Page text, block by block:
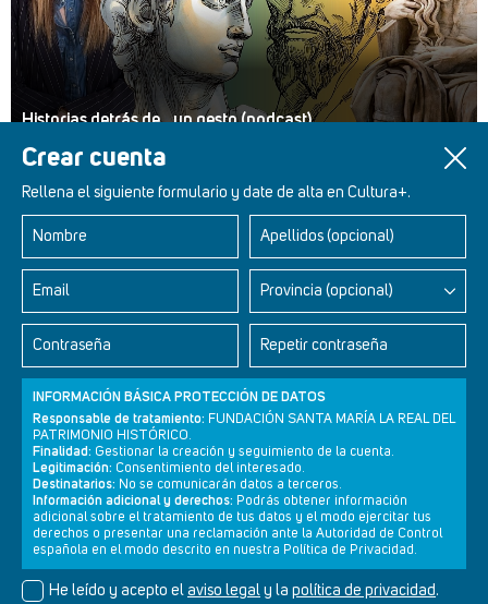
Crear cuenta
Rellena el siguiente formulario y date de alta en Cultura+.
Nombre Apellidos (opcional)
Email Provincia (opcional)
Contraseña Repetir contraseña
INFORMACIÓN BÁSICA PROTECCIÓN DE DATOS
Responsable de tratamiento: FUNDACIÓN SANTA MARÍA LA REAL DEL
PATRIMONIO HISTÓRICO.
Finalidad: Gestionar la creación y seguimiento de la cuenta.
Legitimación: Consentimiento del interesado.
Destinatarios: No se comunicarán datos a terceros.
Información adicional y derechos: Podrás obtener información
adicional sobre el tratamiento de tus datos y el modo ejercitar tus
derechos o presentar una reclamación ante la Autoridad de Control
española en el modo descrito en nuestra Política de Privacidad.
He leído y acepto el aviso legal y la política de privacidad.
Historias detrás de... un gesto (podcast)
Retablos Renacentistas Este de León
Newsletter Aviso legal Política de privacidad Política de cookies